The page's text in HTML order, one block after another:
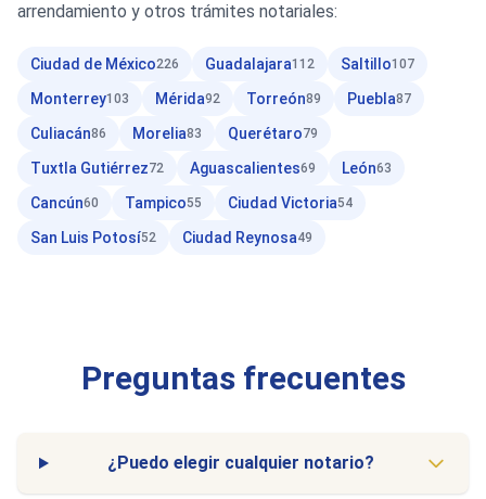
arrendamiento y otros trámites notariales:
Ciudad de México226 Guadalajara112 Saltillo107
Monterrey103 Mérida92 Torreón89 Puebla87
Culiacán86 Morelia83 Querétaro79
Tuxtla Gutiérrez72 Aguascalientes69 León63
Cancún60 Tampico55 Ciudad Victoria54
San Luis Potosí52 Ciudad Reynosa49
Preguntas frecuentes
¿Puedo elegir cualquier notario?